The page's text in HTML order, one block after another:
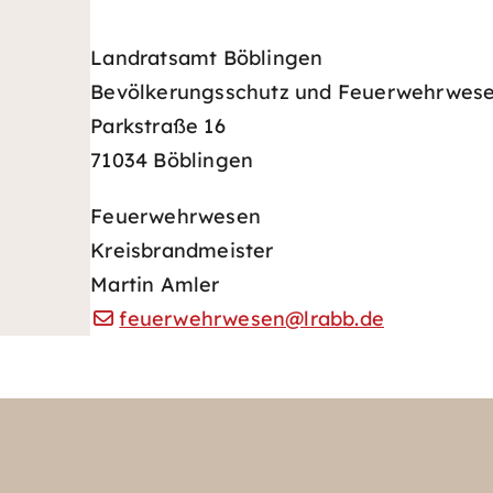
Landratsamt Böblingen
Bevölkerungsschutz und
Parkstraße 16
71034 Böblingen
Feuerwehrwesen
Kreisbrandmeister
Martin Amler
feuerwehrwesen@lrabb.de